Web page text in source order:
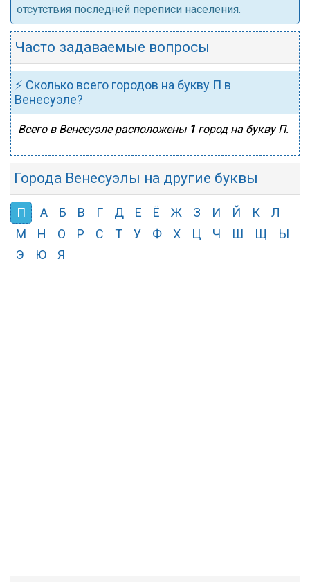
отсутствия последней переписи населения.
Часто задаваемые вопросы
⚡ Сколько всего городов на букву П в
Венесуэле?
Всего в Венесуэле расположены 1город на букву П.
Города Венесуэлы на другие буквы
П А Б В Г Д Е Ё Ж З И Й К
Л
М
Н О Р С Т У Ф Х Ц Ч Ш Щ
Ы
Э
Ю Я